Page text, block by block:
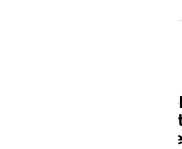
Sánchez plantea en el
Congreso de los
envío de tropas a